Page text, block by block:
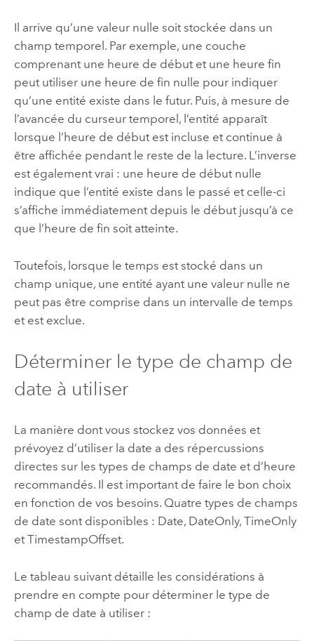
Il arrive qu’une valeur nulle soit stockée dans un
champ temporel. Par exemple, une couche
comprenant une heure de début et une heure fin
peut utiliser une heure de fin nulle pour indiquer
qu’une entité existe dans le futur. Puis, à mesure de
l’avancée du curseur temporel, l’entité apparaît
lorsque l’heure de début est incluse et continue à
être affichée pendant le reste de la lecture. L’inverse
est également vrai : une heure de début nulle
indique que l’entité existe dans le passé et celle-ci
s’affiche immédiatement depuis le début jusqu’à ce
que l’heure de fin soit atteinte.
Toutefois, lorsque le temps est stocké dans un
champ unique, une entité ayant une valeur nulle ne
peut pas être comprise dans un intervalle de temps
et est exclue.
Déterminer le type de champ de
date à utiliser
La manière dont vous stockez vos données et
prévoyez d’utiliser la date a des répercussions
directes sur les types de champs de date et d’heure
recommandés. Il est important de faire le bon choix
en fonction de vos besoins. Quatre types de champs
de date sont disponibles : Date, DateOnly, TimeOnly
et TimestampOffset.
Le tableau suivant détaille les considérations à
prendre en compte pour déterminer le type de
champ de date à utiliser :